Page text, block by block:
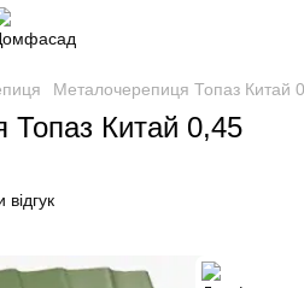
Металочерепиця Топаз Китай
Топаз Китай 0,45